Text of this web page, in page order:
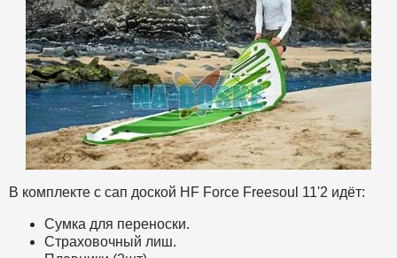
В комплекте с cап доской HF Force Freesoul 11'2 идёт:
Сумка для переноски.
Страховочный лиш.